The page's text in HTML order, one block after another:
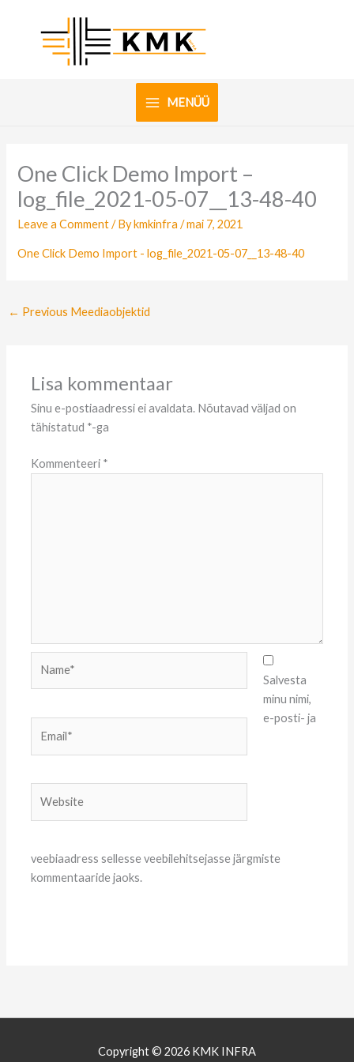
MENÜÜ
One Click Demo Import –
log_file_2021-05-07__13-48-40
Leave a Comment / Bykmkinfra/mai 7, 2021
One Click Demo Import - log_file_2021-05-07__13-48-40
← Previous Meediaobjektid
Lisa kommentaar
Sinu e-postiaadressi ei avaldata. Nõutavad väljad on
tähistatud *-ga
Kommenteeri *
Salvesta
minu nimi,
e-posti- ja
veebiaadress sellesse veebilehitsejasse järgmiste
kommentaaride jaoks.
Copyright © 2026 KMK INFRA